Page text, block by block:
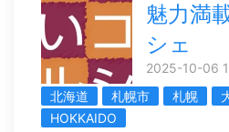
魅力満
シェ
2025-10-06
北海道
札幌市 札幌
HOKKAIDO